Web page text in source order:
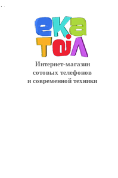
Интернет-магазин
сотовых телефонов
и современной техники